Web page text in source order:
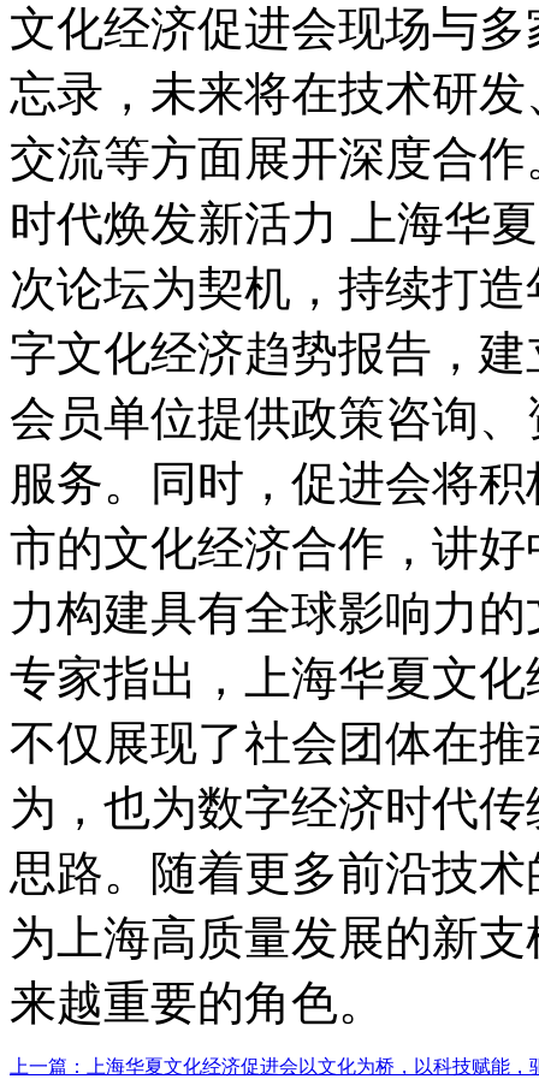
文化经济促进会现场与
忘录，未来将在技术研
交流等方面展开深度合
时代焕发新活力 上海华
次论坛为契机，持续打
字文化经济趋势报告，
会员单位提供政策咨询
服务。同时，促进会将
市的文化经济合作，讲
力构建具有全球影响力
专家指出，上海华夏文
不仅展现了社会团体在
为，也为数字经济时代
思路。随着更多前沿技
为上海高质量发展的新
来越重要的角色。
上一篇：上海华夏文化经济促进会以文化为桥，以科技赋能